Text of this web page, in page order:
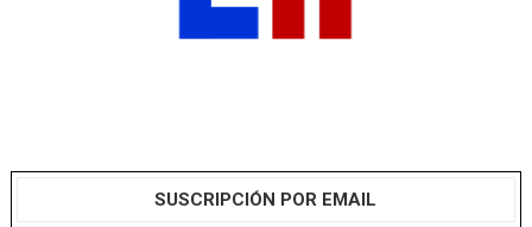
SUSCRIPCIÓN POR EMAIL